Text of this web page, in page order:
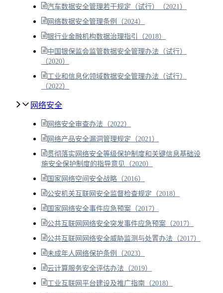
汽车数据安全管理若干规定（试行）（2021）
网络数据安全管理条例（2024）
银行业金融机构数据治理指引（2018）
中国银保监会监管数据安全管理办法（试行）
（2020）
工业和信息化领域数据安全管理办法（试行）
（2022）
网络安全
网络安全审查办法（2022）
网络产品安全漏洞管理规定（2021）
贯彻落实网络安全等级保护制度和关键信息基础设
施安全保护制度的指导意见（2020）
国家网络空间安全战略（2016）
公安机关互联网安全监督检查规定（2018）
国家网络安全事件应急预案（2017）
公共互联网网络安全突发事件应急预案（2017）
公共互联网网络安全威胁监测与处置办法（2017）
未成年人网络保护条例（2023）
云计算服务安全评估办法（2019）
工业互联网平台建设及推广指南（2018）